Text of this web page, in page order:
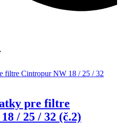
pre filtre
/ 25 / 32 (č.2)